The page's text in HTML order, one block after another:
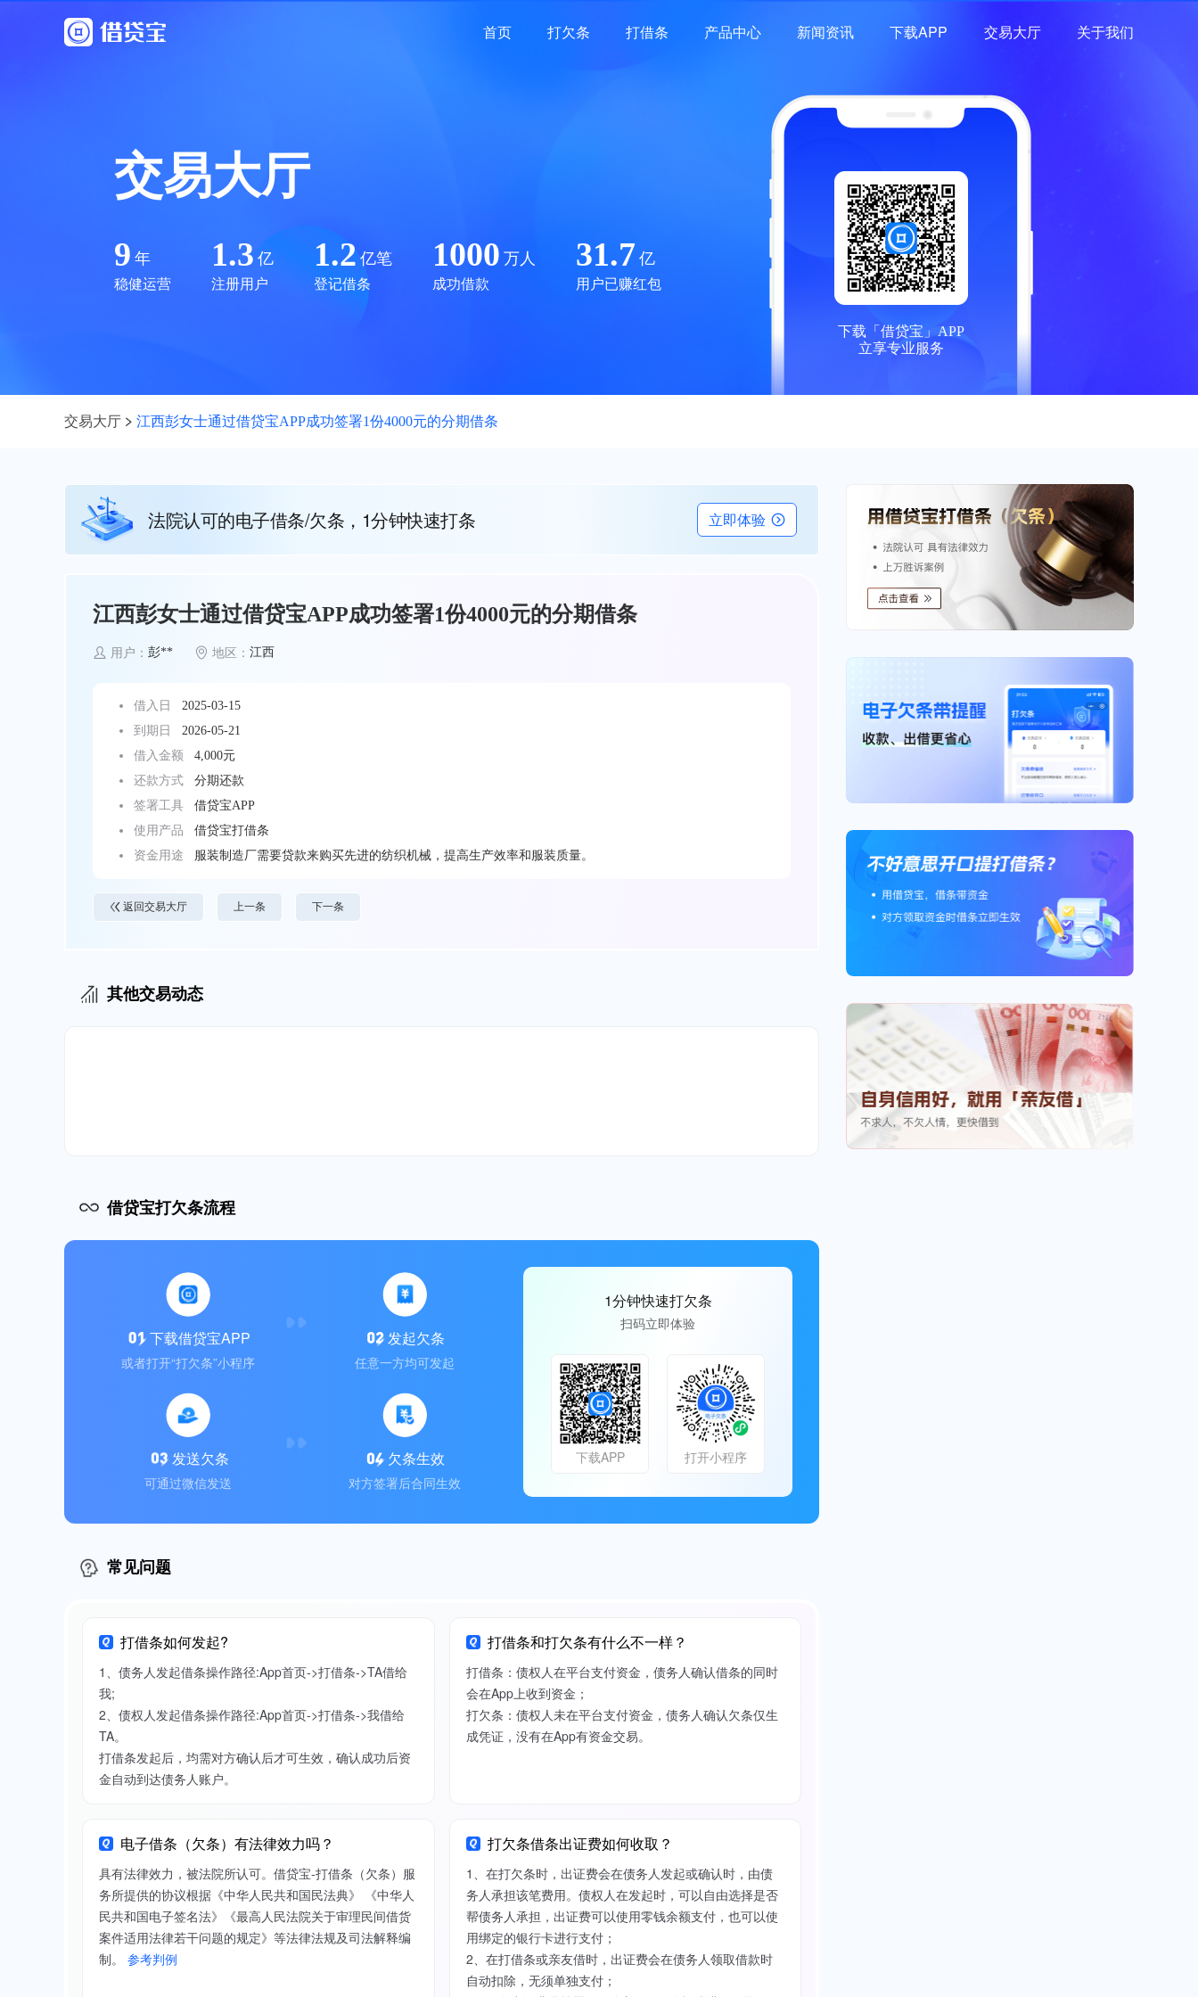
首页 打欠条 打借条 产品中心 新闻资讯 下载APP 交易大厅 关于我们
交易大厅
9 年
稳健运营
1.3 亿
注册用户
1.2 亿笔
登记借条
1000 万人
成功借款
31.7 亿
用户已赚红包
下载「借贷宝」APP
立享专业服务
交易大厅 江西彭女士通过借贷宝APP成功签署1份4000元的分期借条
法院认可的电子借条/欠条，1分钟快速打条 立即体验
江西彭女士通过借贷宝APP成功签署1份4000元的分期借条
用户： 彭** 地区： 江西
借入日
2025-03-15
到期日
2026-05-21
借入金额
4,000元
还款方式
分期还款
签署工具
借贷宝APP
使用产品
借贷宝打借条
资金用途
服装制造厂需要贷款来购买先进的纺织机械，提高生产效率和服装质量。
返回交易大厅 上一条 下一条
其他交易动态
借贷宝打欠条流程
下载借贷宝APP
或者打开“打欠条”小程序
发起欠条
任意一方均可发起
发送欠条
可通过微信发送
欠条生效
对方签署后合同生效
1分钟快速打欠条
扫码立即体验
下载APP 打开小程序
常见问题
打借条如何发起?
1、债务人发起借条操作路径:App首页->打借条->TA借给
我;
2、债权人发起借条操作路径:App首页->打借条->我借给
TA。
打借条发起后，均需对方确认后才可生效，确认成功后资
金自动到达债务人账户。
打借条和打欠条有什么不一样？
打借条：债权人在平台支付资金，债务人确认借条的同时
会在App上收到资金；
打欠条：债权人未在平台支付资金，债务人确认欠条仅生
成凭证，没有在App有资金交易。
电子借条（欠条）有法律效力吗？
具有法律效力，被法院所认可。借贷宝-打借条（欠条）服
务所提供的协议根据《中华人民共和国民法典》 《中华人
民共和国电子签名法》《最高人民法院关于审理民间借货
案件适用法律若干问题的规定》等法律法规及司法解释编
制。 参考判例
打欠条借条出证费如何收取？
1、在打欠条时，出证费会在债务人发起或确认时，由债
务人承担该笔费用。债权人在发起时，可以自由选择是否
帮债务人承担，出证费可以使用零钱余额支付，也可以使
用绑定的银行卡进行支付；
2、在打借条或亲友借时，出证费会在债务人领取借款时
自动扣除，无须单独支付；